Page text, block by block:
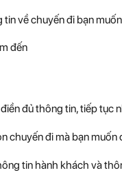
về chuyến đi bạn
đến
đủ thông tin, tiếp tục
chuyến đi mà bạn
tin hành khách và